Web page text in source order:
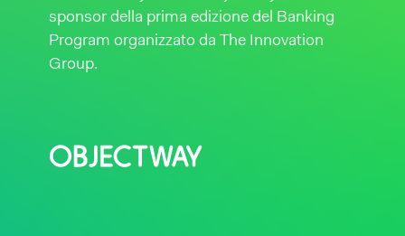
sponsor della prima edizione del Banking
Program organizzato da The Innovation
Group.